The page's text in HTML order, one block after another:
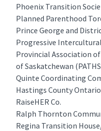
Phoenix Transition
Planned Parenthood
Prince George and
Progressive
Provincial Association
of Saskatchewan
Quinte Coordinating
Hastings County Ontario
RaiseHER Co.
Ralph Thornton
Regina Transition